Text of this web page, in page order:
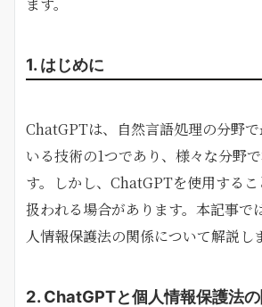
1. はじめに
ChatGPTは、自然言語処理の分野
いる技術の1つであり、様々な分野
す。しかし、ChatGPTを使用する
扱われる場合があります。本記事で
人情報保護法の関係について解説し
2. ChatGPTと個人情報保護法